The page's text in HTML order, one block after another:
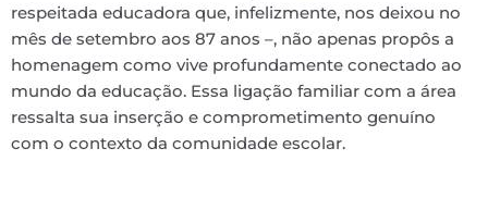
respeitada educadora que, infelizmente, nos deixou no
mês de setembro aos 87 anos –, não apenas propôs a
homenagem como vive profundamente conectado ao
mundo da educação. Essa ligação familiar com a área
ressalta sua inserção e comprometimento genuíno
com o contexto da comunidade escolar.